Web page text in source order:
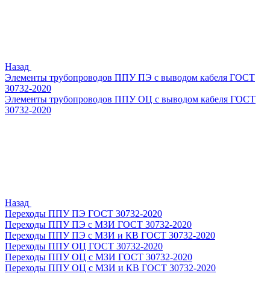
Назад
Элементы трубопроводов ППУ ПЭ с выводом кабеля ГОСТ
30732-2020
Элементы трубопроводов ППУ ОЦ с выводом кабеля ГОСТ
30732-2020
Назад
Переходы ППУ ПЭ ГОСТ 30732-2020
Переходы ППУ ПЭ с МЗИ ГОСТ 30732-2020
Переходы ППУ ПЭ с МЗИ и КВ ГОСТ 30732-2020
Переходы ППУ ОЦ ГОСТ 30732-2020
Переходы ППУ ОЦ с МЗИ ГОСТ 30732-2020
Переходы ППУ ОЦ с МЗИ и КВ ГОСТ 30732-2020